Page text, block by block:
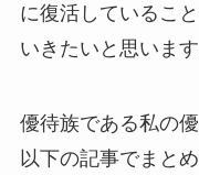
に復活しているこ
いきたいと思います
優待族である私の
以下の記事でまと